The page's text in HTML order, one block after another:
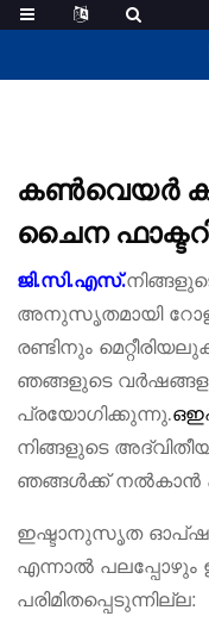
കൺവെയർ
ചൈന
ജി.സി.എസ്.
അനുസൃതമായി
രണ്ടിനും
ഞങ്ങളുടെ
പ്രയോഗിക്കുന്നു.
നിങ്ങളുടെ
ഞങ്ങൾക്ക് നൽകാൻ
ഇഷ്ടാനുസൃത
എന്നാൽ പലപ്പോഴും
പരിമിതപ്പെടുന്നില്ല: